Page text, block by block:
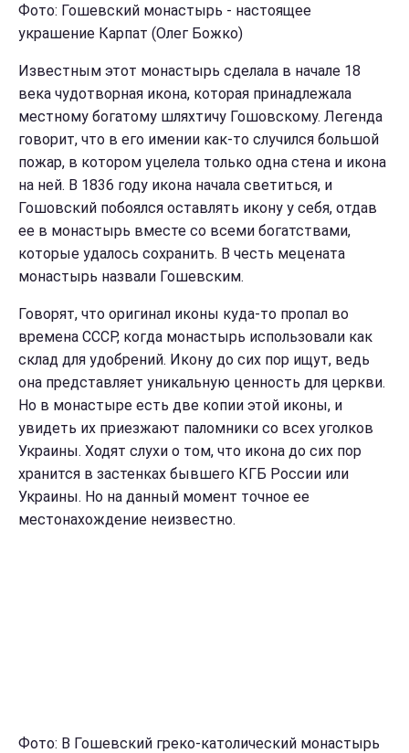
Фото: Гошевский монастырь - настоящее
украшение Карпат (Олег Божко)
Известным этот монастырь сделала в начале 18
века чудотворная икона, которая принадлежала
местному богатому шляхтичу Гошовскому. Легенда
говорит, что в его имении как-то случился большой
пожар, в котором уцелела только одна стена и икона
на ней. В 1836 году икона начала светиться, и
Гошовский побоялся оставлять икону у себя, отдав
ее в монастырь вместе со всеми богатствами,
которые удалось сохранить. В честь мецената
монастырь назвали Гошевским.
Говорят, что оригинал иконы куда-то пропал во
времена СССР, когда монастырь использовали как
склад для удобрений. Икону до сих пор ищут, ведь
она представляет уникальную ценность для церкви.
Но в монастыре есть две копии этой иконы, и
увидеть их приезжают паломники со всех уголков
Украины. Ходят слухи о том, что икона до сих пор
хранится в застенках бывшего КГБ России или
Украины. Но на данный момент точное ее
местонахождение неизвестно.
Фото: В Гошевский греко-католический монастырь